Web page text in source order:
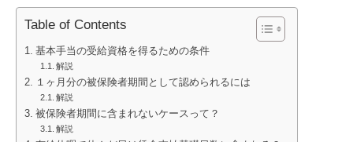
Table of Contents
基本手当の受給資格を得るための条件
解説
１ヶ月分の被保険者期間として認められるには
解説
被保険者期間に含まれないケースって？
解説